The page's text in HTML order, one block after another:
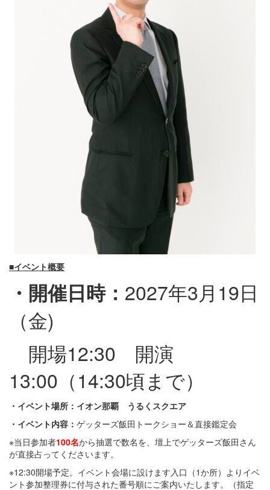
■イベント概要
・開催日時： 2027年3月19日
（金)
開場12:30 開演
13:00（14:30頃まで）
・イベント場所：イオン那覇 うるくスクエア
・イベント内容： ゲッターズ飯田トークショー＆直接鑑定会
※当日参加者100名から抽選で数名を、壇上でゲッターズ飯田さん
が直接占ってくださいます。
※12:30開場予定。イベント会場に設けます入口（1か所）よりイベ
ント参加整理券に付与された番号順にご案内いたします。（指定